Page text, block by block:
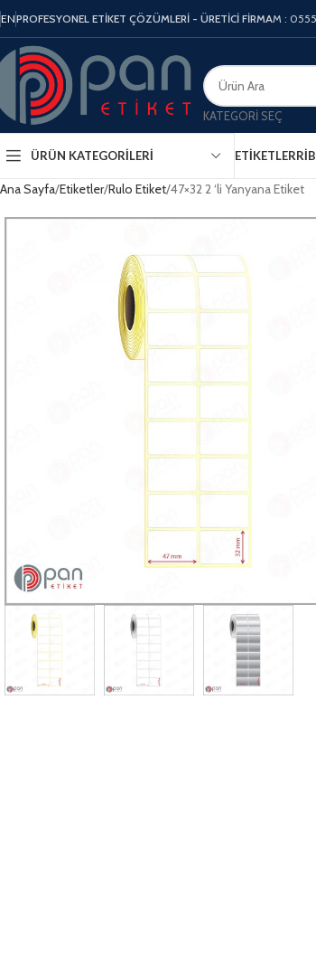
ENPROFESYONEL ETİKET ÇÖZÜMLERİ - ÜRETİCİ FİRMAM :
KATEGORI SEÇ
ÜRÜN KATEGORILERI ETIKETLER
Ana Sayfa Etiketler Rulo Etiket 47×32 2 ‘li Yanyana Etiket